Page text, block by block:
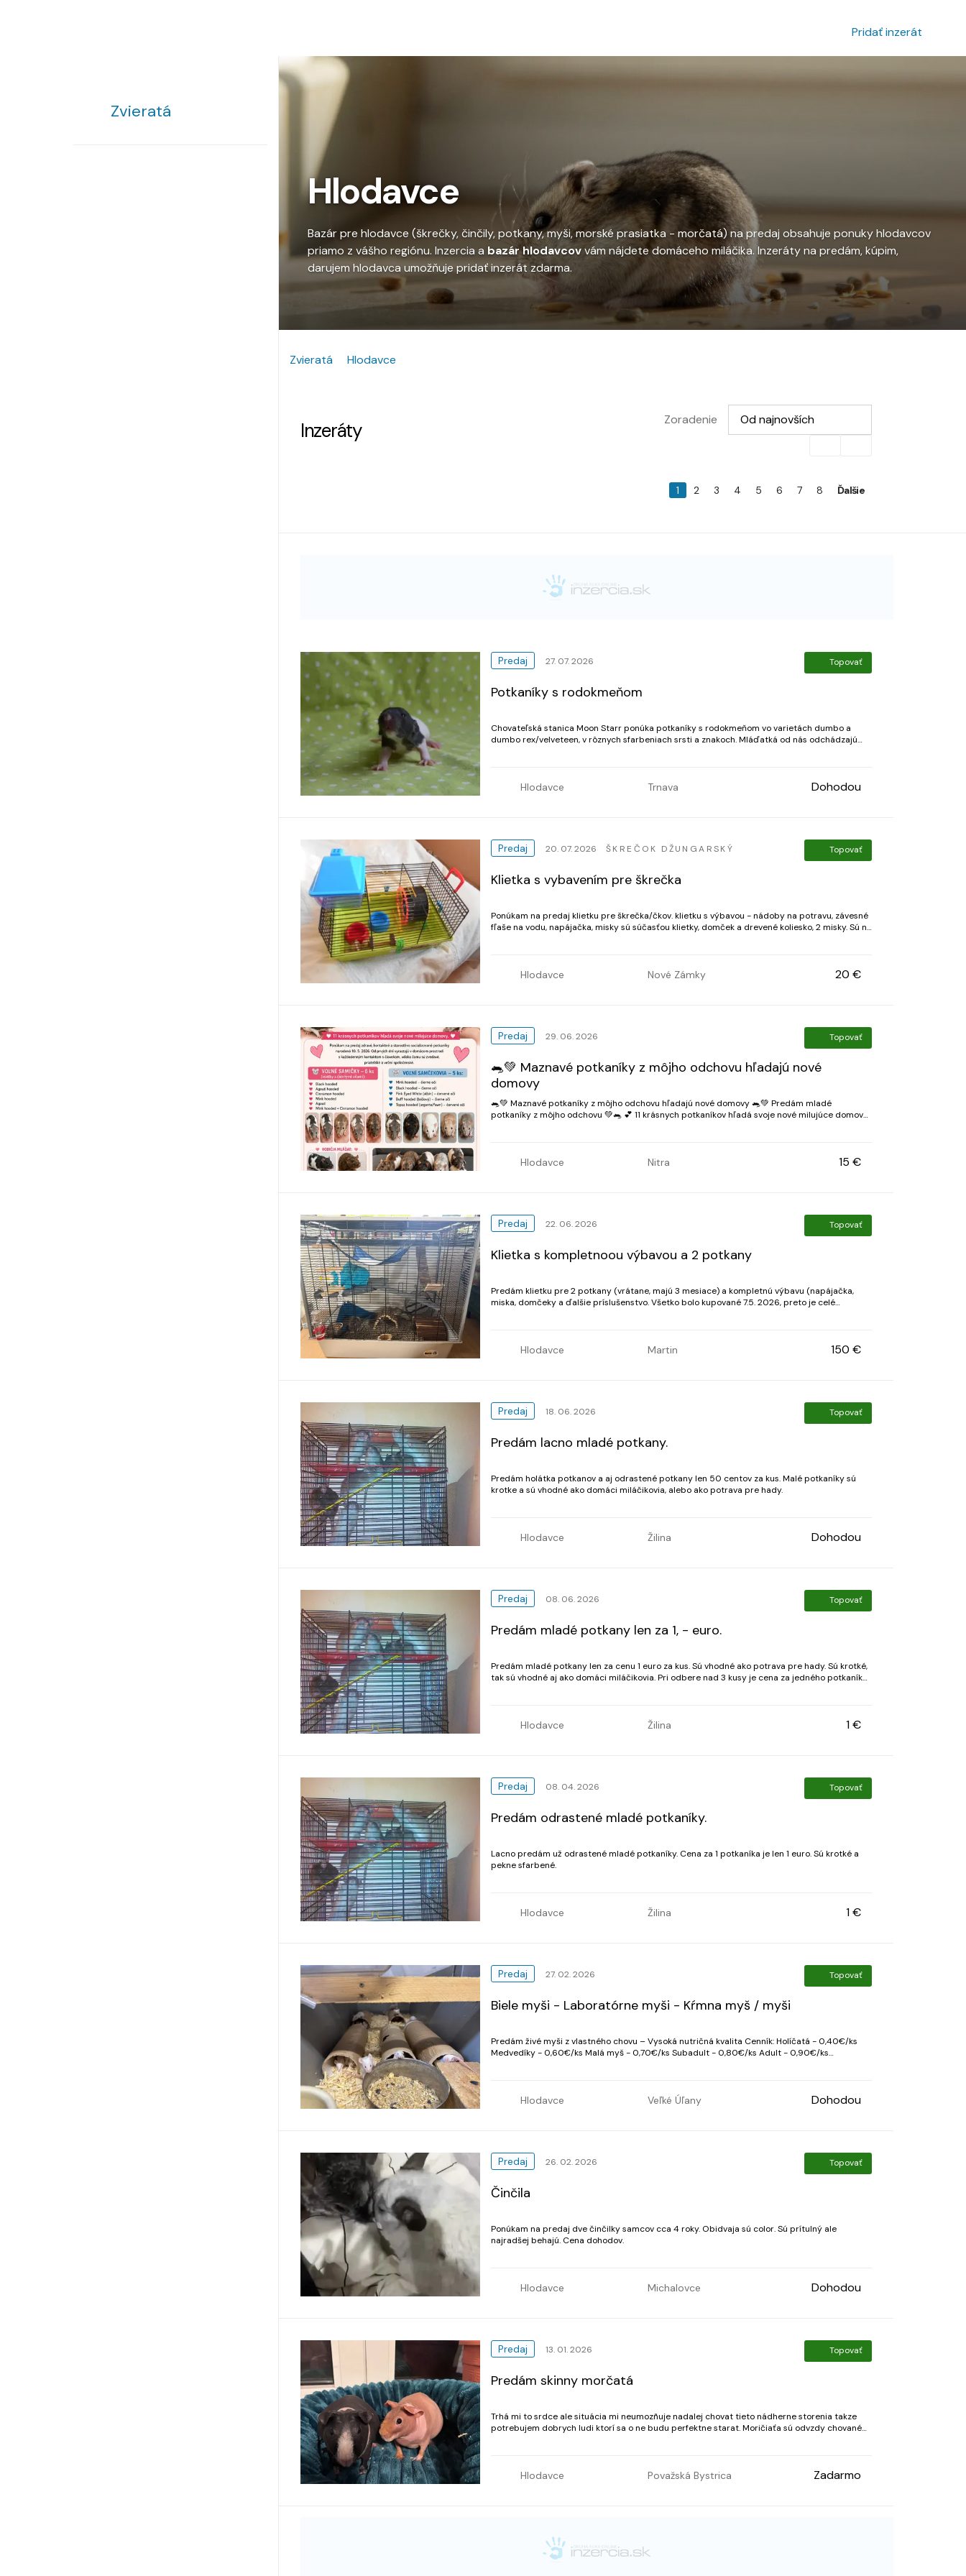
Pridať inzerát
Zvieratá
Hlodavce
Bazár pre hlodavce (škrečky, činčily, potkany, myši, morské prasiatka - morčatá) na predaj obsahuje ponuky hlodavcov
priamo z vášho regiónu. Inzercia a bazár hlodavcovvám nájdete domáceho miláčika. Inzeráty na predám, kúpim,
darujem hlodavca umožňuje pridať inzerát zdarma.
Zvieratá Hlodavce
Inzeráty Zoradenie Vyberte možnosť
Od najnovších
1 2 3 4 5 6 7 8 Ďalšie
Predaj 27. 07. 2026 Topovať
Potkaníky s rodokmeňom
Chovateľská stanica Moon Starr ponúka potkaníky s rodokmeňom vo varietách dumbo a
dumbo rex/velveteen, v rôznych sfarbeniach srsti a znakoch. Mláďatká od nás odchádzajú
Hlodavce Trnava Dohodou
Predaj 20. 07. 2026 ŠKREČOK DŽUNGARSKÝ Topovať
Klietka s vybavením pre škrečka
Ponúkam na predaj klietku pre škrečka/čkov. klietku s výbavou - nádoby na potravu, závesné
fľaše na vodu, napájačka, misky sú súčasťou klietky, domček a drevené koliesko, 2 misky. Sú na
Hlodavce Nové Zámky 20 €
Predaj 29. 06. 2026 Topovať
🐀💚 Maznavé potkaníky z môjho odchovu hľadajú nové
domovy
🐀💚 Maznavé potkaníky z môjho odchovu hľadajú nové domovy 🐀💚 Predám mladé
potkaníky z môjho odchovu 💚🐀 💕 11 krásnych potkaníkov hľadá svoje nové milujúce domovy.
Hlodavce Nitra 15 €
Predaj 22. 06. 2026 Topovať
Klietka s kompletnoou výbavou a 2 potkany
Predám klietku pre 2 potkany (vrátane, majú 3 mesiace) a kompletnú výbavu (napájačka,
miska, domčeky a ďalšie príslušenstvo. Všetko bolo kupované 7.5. 2026, preto je celé
Hlodavce Martin 150 €
Predaj 18. 06. 2026 Topovať
Predám lacno mladé potkany.
Predám holátka potkanov a aj odrastené potkany len 50 centov za kus. Malé potkaníky sú
krotke a sú vhodné ako domáci miláčikovia, alebo ako potrava pre hady.
Hlodavce Žilina Dohodou
Predaj 08. 06. 2026 Topovať
Predám mladé potkany len za 1, - euro.
Predám mladé potkany len za cenu 1 euro za kus. Sú vhodné ako potrava pre hady. Sú krotké,
tak sú vhodné aj ako domáci miláčikovia. Pri odbere nad 3 kusy je cena za jedného potkaníka
Hlodavce Žilina 1 €
Predaj 08. 04. 2026 Topovať
Predám odrastené mladé potkaníky.
Lacno predám už odrastené mladé potkaníky. Cena za 1 potkaníka je len 1 euro. Sú krotké a
pekne sfarbené.
Hlodavce Žilina 1 €
Predaj 27. 02. 2026 Topovať
Biele myši - Laboratórne myši - Kŕmna myš / myši
Predám živé myši z vlastného chovu – Vysoká nutričná kvalita Cenník: Holíčatá - 0,40€/ks
Medvedíky - 0,60€/ks Malá myš - 0,70€/ks Subadult - 0,80€/ks Adult - 0,90€/ks
Hlodavce Veľké Úľany Dohodou
Predaj 26. 02. 2026 Topovať
Činčila
Ponúkam na predaj dve činčilky samcov cca 4 roky. Obidvaja sú color. Sú prítulný ale
najradšej behajú. Cena dohodov.
Hlodavce Michalovce Dohodou
Predaj 13. 01. 2026 Topovať
Predám skinny morčatá
Trhá mi to srdce ale situácia mi neumozñuje nadalej chovat tieto nádherne storenia takze
potrebujem dobrych ludi ktorí sa o ne budu perfektne starat. Moričiaťa sú odvzdy chované
Hlodavce Považská Bystrica Zadarmo